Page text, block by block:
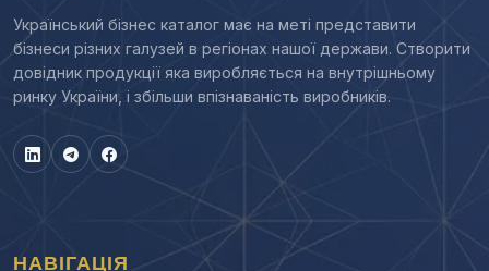
Український бізнес каталог має на меті представити
бізнеси різних галузей в регіонах нашої держави. Створити
довідник продукції яка виробляється на внутрішньому
ринку України, і збільши впізнаваність виробників.
НАВІГАЦІЯ